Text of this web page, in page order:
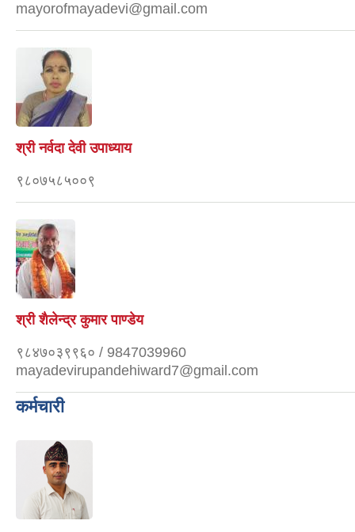
mayorofmayadevi@gmail.com
श्री नर्वदा देवी उपाध्याय
९८०७५८५००९
श्री शैलेन्द्र कुमार पाण्डेय
९८४७०३९९६० / 9847039960
mayadevirupandehiward7@gmail.com
कर्मचारी